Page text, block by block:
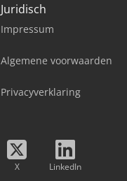
Juridisch
Impressum
Algemene voorwaarden
Privacyverklaring
X LinkedIn